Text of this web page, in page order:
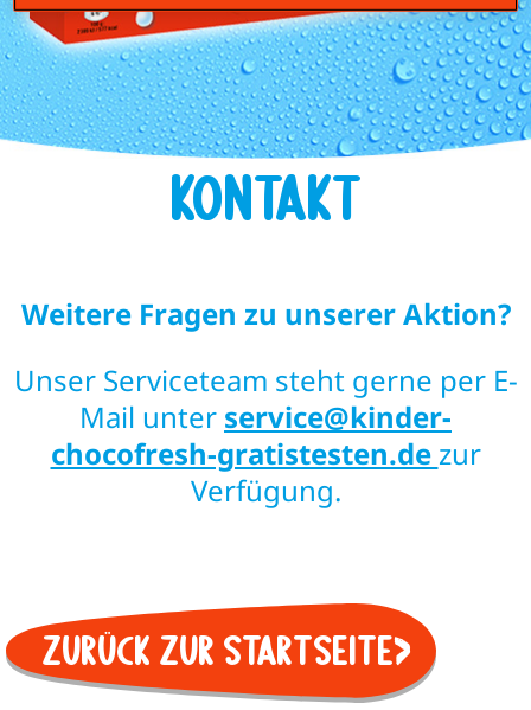
Kontakt
Weitere Fragen zu unserer Aktion?
Unser Serviceteam steht gerne per E-
Mail unter service@kinder-
chocofresh-gratistesten.de zur
Verfügung.
Zurück zur Startseite